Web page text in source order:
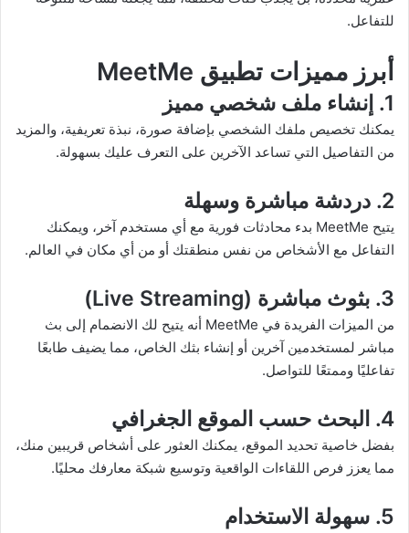
للتفاعل.
أبرز مميزات تطبيق MeetMe
1. إنشاء ملف شخصي مميز
يمكنك تخصيص ملفك الشخصي بإضافة صورة، نبذة تعريفية، والمزيد
من التفاصيل التي تساعد الآخرين على التعرف عليك بسهولة.
2. دردشة مباشرة وسهلة
يتيح MeetMe بدء محادثات فورية مع أي مستخدم آخر، ويمكنك
التفاعل مع الأشخاص من نفس منطقتك أو من أي مكان في العالم.
3. بثوث مباشرة (Live Streaming)
من الميزات الفريدة في MeetMe أنه يتيح لك الانضمام إلى بث
مباشر لمستخدمين آخرين أو إنشاء بثك الخاص، مما يضيف طابعًا
تفاعليًا وممتعًا للتواصل.
4. البحث حسب الموقع الجغرافي
بفضل خاصية تحديد الموقع، يمكنك العثور على أشخاص قريبين منك،
مما يعزز فرص اللقاءات الواقعية وتوسيع شبكة معارفك محليًا.
5. سهولة الاستخدام